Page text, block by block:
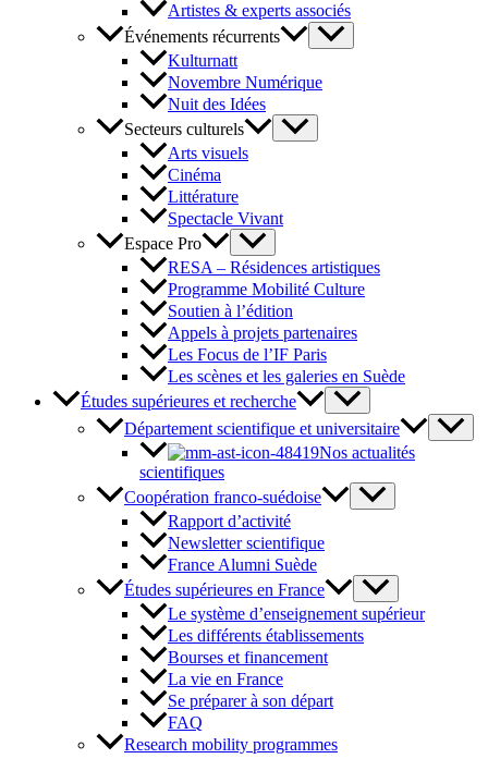
Artistes & experts associés
Événements récurrents
Kulturnatt
Novembre Numérique
Nuit des Idées
Secteurs culturels
Arts visuels
Cinéma
Littérature
Spectacle Vivant
Espace Pro
RESA – Résidences artistiques
Programme Mobilité Culture
Soutien à l’édition
Appels à projets partenaires
Les Focus de l’IF Paris
Les scènes et les galeries en Suède
Études supérieures et recherche
Département scientifique et universitaire
Nos actualités
scientifiques
Coopération franco-suédoise
Rapport d’activité
Newsletter scientifique
France Alumni Suède
Études supérieures en France
Le système d’enseignement supérieur
Les différents établissements
Bourses et financement
La vie en France
Se préparer à son départ
FAQ
Research mobility programmes